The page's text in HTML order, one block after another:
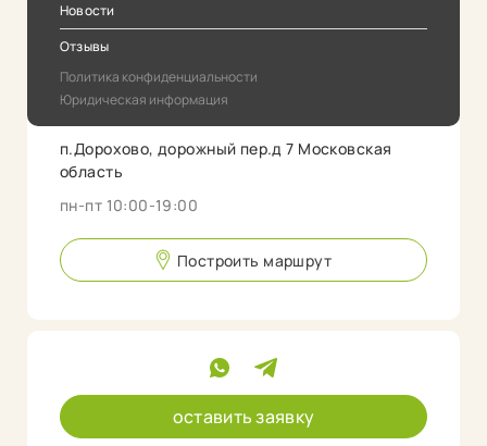
Новости
Отзывы
Политика конфиденциальности
Юридическая информация
п.Дорохово, дорожный пер.д 7 Московская
область
пн-пт 10:00-19:00
Построить маршрут
оставить заявку